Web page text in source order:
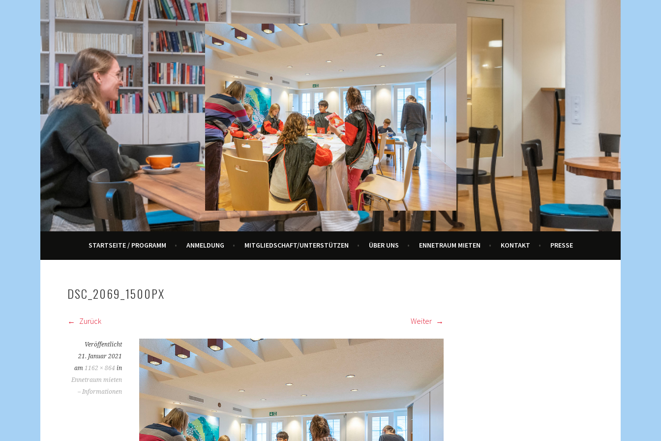
Springe
zum
Inhalt
ENNETRAUM – KULTURZENTRUM ENNETBADEN
KULTUR, KURSE UND VERANSTALTUNGEN FÜR ALLE GENERATIONEN
STARTSEITE / PROGRAMM ANMELDUNG MITGLIEDSCHAFT/UNTERSTÜTZEN ÜBER UNS ENNETRAUM MIETEN KONTAKT PRESSE
DSC_2069_1500PX
Zurück Weiter
Veröffentlicht
21. Januar 2021
am 1162 × 864 in
Ennetraum mieten
– Informationen